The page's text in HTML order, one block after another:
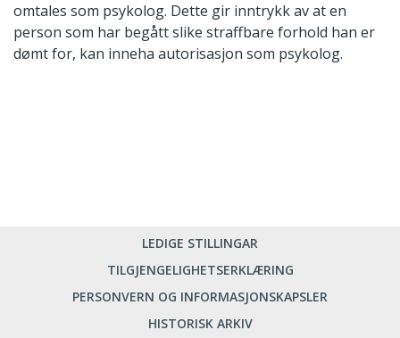
omtales som psykolog. Dette gir inntrykk av at en
person som har begått slike straffbare forhold han er
dømt for, kan inneha autorisasjon som psykolog.
LEDIGE STILLINGAR
TILGJENGELIGHETSERKLÆRING
PERSONVERN OG INFORMASJONSKAPSLER
HISTORISK ARKIV